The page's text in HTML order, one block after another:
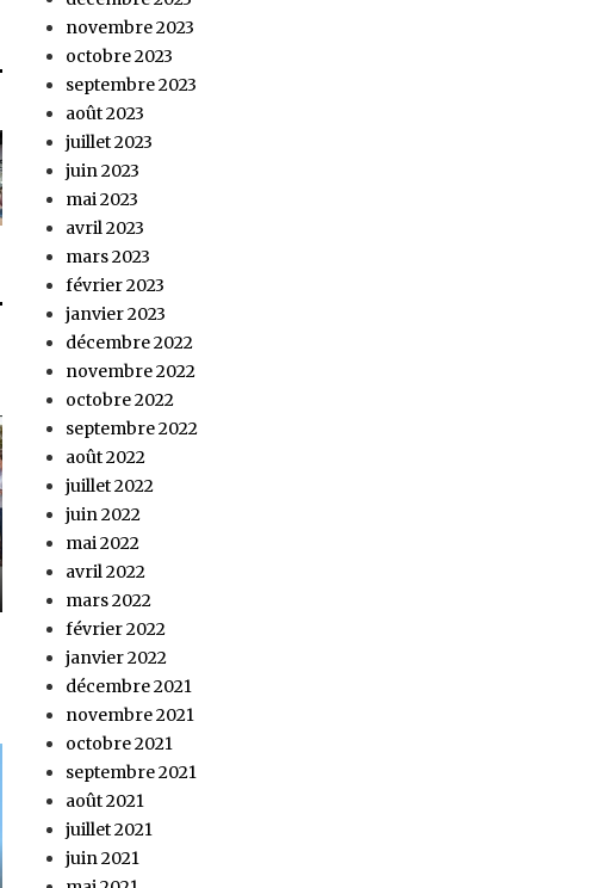
novembre 2023
octobre 2023
septembre 2023
août 2023
juillet 2023
juin 2023
mai 2023
avril 2023
mars 2023
février 2023
janvier 2023
décembre 2022
novembre 2022
octobre 2022
septembre 2022
août 2022
juillet 2022
juin 2022
mai 2022
avril 2022
mars 2022
février 2022
janvier 2022
décembre 2021
novembre 2021
octobre 2021
septembre 2021
août 2021
juillet 2021
juin 2021